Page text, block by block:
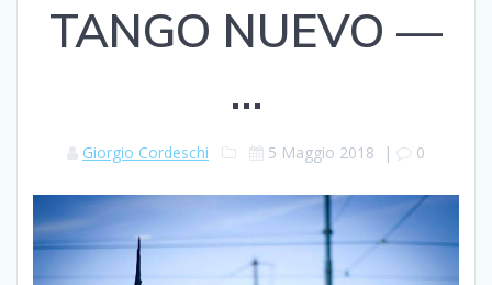
TANGO NUEVO —
…
Giorgio Cordeschi 5 Maggio 2018 | 0